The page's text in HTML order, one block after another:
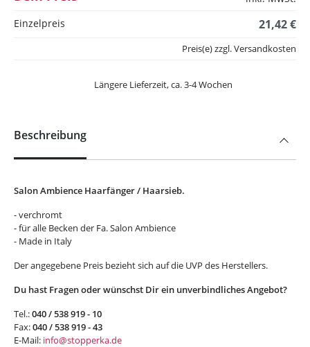
Einzelpreis
21,42 €
Längere Lieferzeit, ca. 3-4 Wochen
Preis(e) zzgl. Versandkosten
Beschreibung
Salon Ambience Haarfänger / Haarsieb.
- verchromt
- für alle Becken der Fa. Salon Ambience
- Made in Italy
Der angegebene Preis bezieht sich auf die UVP des Herstellers.
Du hast Fragen oder wünschst Dir ein unverbindliches Angebot?
Tel.:
Fax: 040 / 538 919 - 43
E-Mail:info@stopperka.de